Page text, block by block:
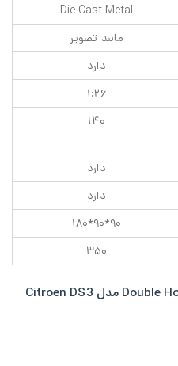
Die Cast Metal
مانند تصویر
دارد
۱:۲۶
۱۴۰
دارد
دارد
۹۰*۹۰*۱۸۰
۳۵۰
ماکت ماشین Double Horses مدل Citroen DS3